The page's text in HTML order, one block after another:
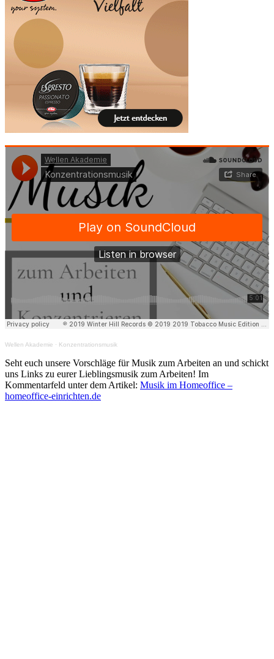
Wellen Akademie · Konzentrationsmusik
Seht euch unsere Vorschläge für Musik zum Arbeiten an und schickt
uns Links zu eurer Lieblingsmusik zum Arbeiten! Im
Kommentarfeld unter dem Artikel: Musik im Homeoffice –
homeoffice-einrichten.de